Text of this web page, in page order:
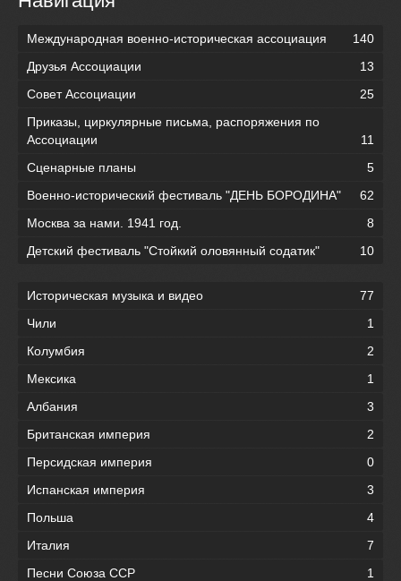
Международная военно-историческая ассоциация
140
Друзья Ассоциации
13
Совет Ассоциации
25
Приказы, циркулярные письма, распоряжения по
Ассоциации
11
Сценарные планы
5
Военно-исторический фестиваль "ДЕНЬ БОРОДИНА"
62
Москва за нами. 1941 год.
8
Детский фестиваль "Стойкий оловянный содатик"
10
Историческая музыка и видео
77
Чили
1
Колумбия
2
Мексика
1
Албания
3
Британская империя
2
Персидская империя
0
Испанская империя
3
Польша
4
Италия
7
Песни Союза ССР
1